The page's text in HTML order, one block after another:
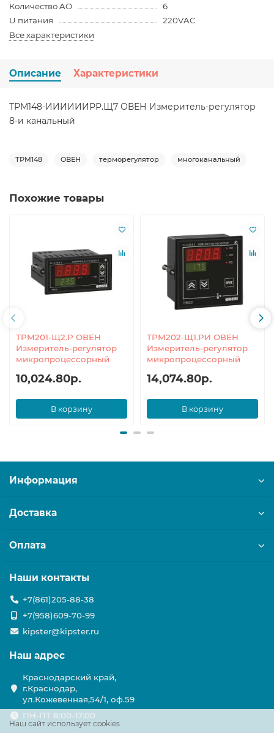
Количество AO
6
U питания
220VAC
Все характеристики
Описание Характеристики
ТРМ148-ИИИИИИРР.Щ7 ОВЕН Измеритель-регулятор
8-и канальный
ТРМ148 ОВЕН терморегулятор многоканальный
Похожие товары
ТРМ201-Щ2.Р ОВЕН
Измеритель-регулятор
микропроцессорный
10,024.80р.
В корзину
ТРМ202-Щ1.РИ ОВЕН
Измеритель-регулятор
микропроцессорный
14,074.80р.
В корзину
Наш сайт использует cookies
Информация
Доставка
Оплата
Наши контакты
+7(861)205-88-38
+7(958)609-70-99
kipster@kipster.ru
Наш адрес
Краснодарский край,
г.Краснодар,
ул.Кожевенная,54/1, оф.59
ПН-ПТ 8:00-17:00